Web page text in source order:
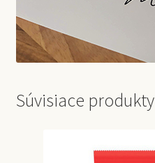
Súvisiace produkty